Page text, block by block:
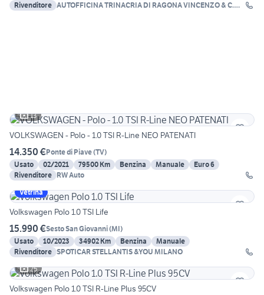
Rivenditore AUTOFFICINA TRINACRIA DI RAGONA VINCENZO & C.
13
VOLKSWAGEN - Polo - 1.0 TSI R-Line NEO PATENATI
14.350 €Ponte di Piave(TV)
Usato
02/2021 79500 Km Benzina Manuale
Euro 6
Rivenditore RW Auto
Vetrina
Volkswagen Polo 1.0 TSI Life
15.990 €Sesto San Giovanni(MI)
Usato
10/2023 34902 Km Benzina
Manuale
Rivenditore SPOTICAR STELLANTIS &YOU MILANO
25
Volkswagen Polo 1.0 TSI R-Line Plus 95CV